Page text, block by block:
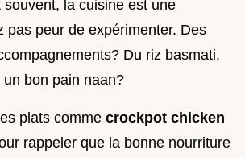
souvent, la cuisine est une
pas peur de expérimenter. Des
Du riz basmati,
bon pain naan?
plats comme crockpot chicken
rappeler que la bonne nourriture